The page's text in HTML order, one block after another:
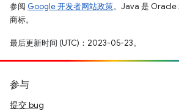
参阅 Google 开发者网站政策。Java 是 Oracle
商标。
最后更新时间 (UTC)：2023-05-23。
参与
提交 bug